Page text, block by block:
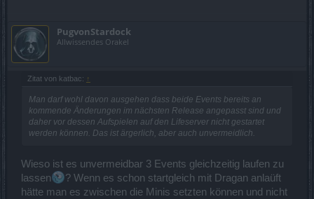
PugvonStardock
Allwissendes Orakel
Zitat von katbac: ↑
Man darf wohl davon ausgehen dass beide Events bereits an
kommende Änderungen im nächsten Release angepasst sind und
daher vor dessen Aufspielen auf den Lifeserver nicht gestartet
werden können. Das ist ärgerlich, aber auch unvermeidlich.
Wieso ist es unvermeidbar 3 Events gleichzeitig laufen zu
lassen
? Wenn es schon startgleich mit Dragan anlaüft
hätte man es zwischen die Minis setzten können und nicht